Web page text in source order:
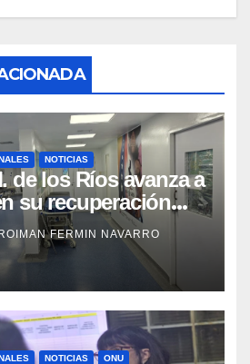
NOTICIAS
de los Ríos avanza a
su recuperación
eventos
FERMIN NAVARRO
NOTICIAS ONU